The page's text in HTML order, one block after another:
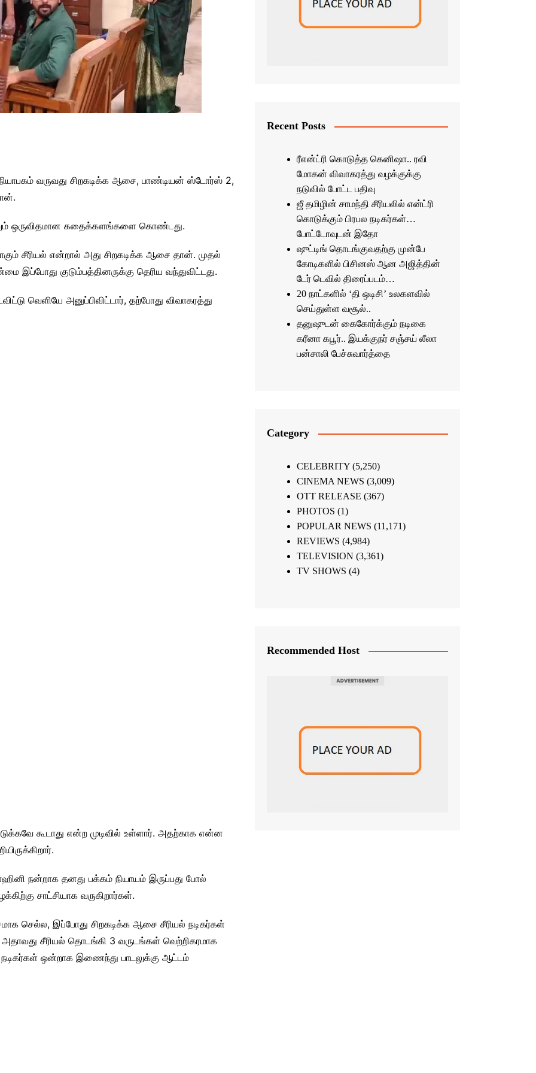
நியாபகம் வருவது சிறகடிக்க ஆசை, பாண்டியன் ஸ்டோர்ஸ் 2,
ஒருவிதமான கதைக்களங்களை கொண்டது.
சீரியல் என்றால் அது சிறகடிக்க ஆசை தான். முதல்
குடும்பத்தினருக்கு தெரிய வந்துவிட்டது.
வெளியே அனுப்பிவிட்டார், தற்போது விவாகரத்து
கூடாது என்ற முடிவில் உள்ளார். அதற்காக என்ன
நன்றாக தனது பக்கம் நியாயம் இருப்பது போல்
சாட்சியாக வருகிறார்கள்.
செல்ல, இப்போது சிறகடிக்க ஆசை சீரியல் நடிகர்கள்
சீரியல் தொடங்கி 3 வருடங்கள் வெற்றிகரமாக
ஒன்றாக இணைந்து பாடலுக்கு ஆட்டம்
Recent Posts
ரீஎன்ட்ரி கொடுத்த கெனிஷா.. ரவி
மோகன் விவாகரத்து வழக்குக்கு
நடுவில் போட்ட பதிவு
ஜீ தமிழின் சாமந்தி சீரியலில் என்ட்ரி
கொடுக்கும் பிரபல நடிகர்கள்…
போட்டோவுடன் இதோ
ஷுட்டிங் தொடங்குவதற்கு முன்பே
கோடிகளில் பிசினஸ் ஆன அஜித்தின்
டேர் டெவில் திரைப்படம்…
20 நாட்களில் ‘தி ஒடிசி’ உலகளவில்
செய்துள்ள வசூல்..
தனுஷுடன் கைகோர்க்கும் நடிகை
கரீனா கபூர்.. இயக்குநர் சஞ்சய் லீலா
பன்சாலி பேச்சுவார்த்தை
Category
CELEBRITY(5,250)
CINEMA NEWS (3,009)
OTT RELEASE (367)
PHOTOS (1)
POPULAR NEWS (11,171)
REVIEWS (4,984)
TELEVISION (3,361)
TV SHOWS (4)
Recommended Host